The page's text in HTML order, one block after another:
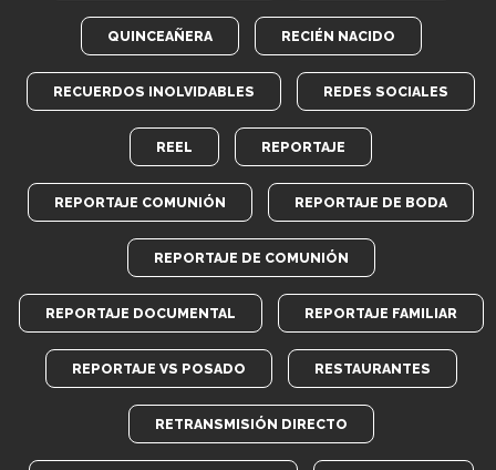
QUINCEAÑERA RECIÉN NACIDO
RECUERDOS INOLVIDABLES REDES SOCIALES
REEL REPORTAJE
REPORTAJE COMUNIÓN REPORTAJE DE BODA
REPORTAJE DE COMUNIÓN
REPORTAJE DOCUMENTAL REPORTAJE FAMILIAR
REPORTAJE VS POSADO RESTAURANTES
RETRANSMISIÓN DIRECTO